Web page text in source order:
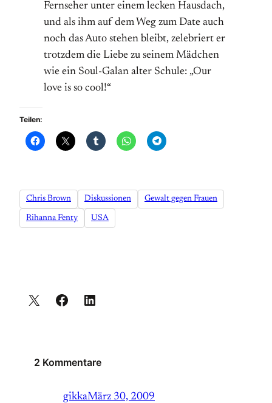
Fernseher unter einem lecken Hausdach,
und als ihm auf dem Weg zum Date auch
noch das Auto stehen bleibt, zelebriert er
trotzdem die Liebe zu seinem Mädchen
wie ein Soul-Galan alter Schule: „Our
love is so cool!“
Teilen:
Chris Brown Diskussionen Gewalt gegen Frauen
Rihanna Fenty USA
2 Kommentare
gikkaMärz 30, 2009